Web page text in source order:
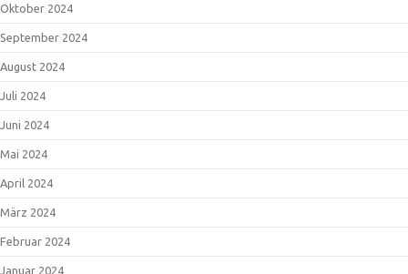
Oktober 2024
September 2024
August 2024
Juli 2024
Juni 2024
Mai 2024
April 2024
März 2024
Februar 2024
Januar 2024